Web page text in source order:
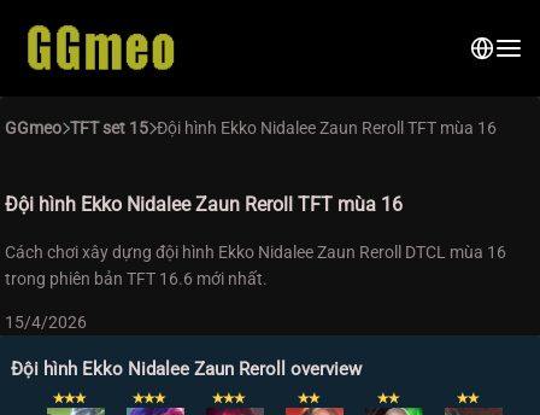
GGmeo TFT set 15 Đội hình Ekko Nidalee Zaun Reroll TFT mùa 16
Đội hình Ekko Nidalee Zaun Reroll TFT mùa 16
Cách chơi xây dựng đội hình Ekko Nidalee Zaun Reroll DTCL mùa 16
trong phiên bản TFT 16.6 mới nhất.
15/4/2026
Đội hình Ekko Nidalee Zaun Reroll overview
✭✭✭ ✭✭✭ ✭✭✭ ✭✭ ✭✭ ✭✭